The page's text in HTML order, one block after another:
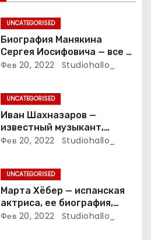
UNCATEGORISED
Биография Манякина
Сергея Иосифовича — все о
ветеране футбола России!
Фев 20, 2022 Studiohallo_
UNCATEGORISED
Иван Шахназаров —
известный музыкант,
композитор и продюсер —
Фев 20, 2022 Studiohallo_
UNCATEGORISED
Марта Хёбер — испанская
актриса, ее биография,
фото и интересные факты,
Фев 20, 2022 Studiohallo_